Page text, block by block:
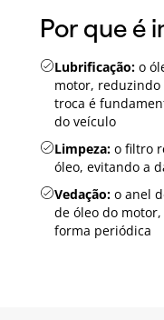
Por que é
Lubrificação: o
motor, reduzindo
troca é
do veículo
Limpeza: o filtro
óleo, evitando a
Vedação: o anel
de óleo do
forma periódica